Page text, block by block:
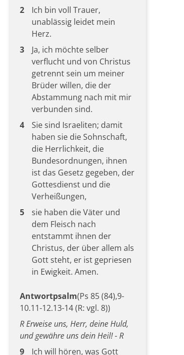
2
Ich bin voll Trauer,
unablässig leidet mein
Herz.
3
Ja, ich möchte selber
verflucht und von Christus
getrennt sein um meiner
Brüder willen, die der
Abstammung nach mit mir
verbunden sind.
4
Sie sind Israeliten; damit
haben sie die Sohnschaft,
die Herrlichkeit, die
Bundesordnungen, ihnen
ist das Gesetz gegeben, der
Gottesdienst und die
Verheißungen,
5
sie haben die Väter und
dem Fleisch nach
entstammt ihnen der
Christus, der über allem als
Gott steht, er ist gepriesen
in Ewigkeit. Amen.
Antwortpsalm(Ps 85 (84),9-
10.11-12.13-14 (R: vgl. 8))
R Erweise uns, Herr, deine Huld,
und gewähre uns dein Heil! - R
9
Ich will hören, was Gott